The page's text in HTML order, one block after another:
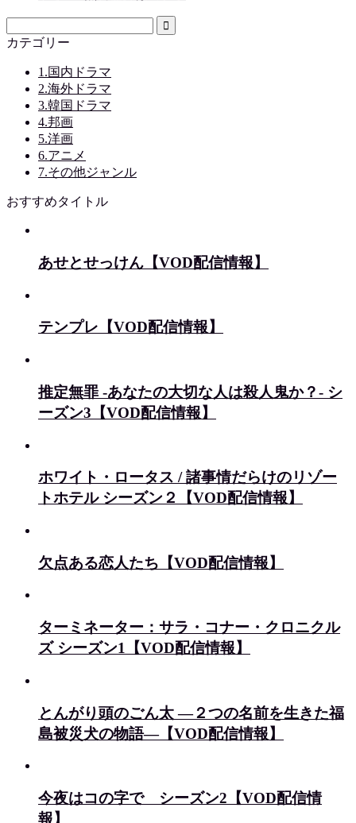
カテゴリー
1.国内ドラマ
2.海外ドラマ
3.韓国ドラマ
4.邦画
5.洋画
6.アニメ
7.その他ジャンル
おすすめタイトル
あせとせっけん【VOD配信情報】
テンプレ【VOD配信情報】
推定無罪 -あなたの大切な人は殺人鬼か？- シ
ーズン3【VOD配信情報】
ホワイト・ロータス / 諸事情だらけのリゾー
トホテル シーズン２【VOD配信情報】
欠点ある恋人たち【VOD配信情報】
ターミネーター：サラ・コナー・クロニクル
ズ シーズン1【VOD配信情報】
とんがり頭のごん太 ―２つの名前を生きた福
島被災犬の物語―【VOD配信情報】
今夜はコの字で シーズン2【VOD配信情
報】